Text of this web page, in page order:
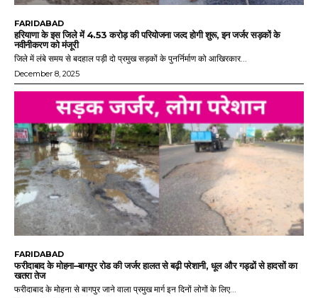
FARIDABAD
हरियाणा के इस जिले में 4.53 करोड़ की परियोजना जल्द होगी शुरू, इन जर्जर सड़कों के
नवीनीकरण को मंजूरी
जिले में लंबे समय से बदहाल पड़ी दो प्रमुख सड़कों के पुनर्निर्माण को आखिरकार...
December 8, 2025
FARIDABAD
फरीदाबाद के मोहना–बागपुर रोड की जर्जर हालत से बढ़ी परेशानी, धूल और गड्ढों से हादसों का
खतरा तेज
फरीदाबाद के मोहना से बागपुर जाने वाला प्रमुख मार्ग इन दिनों लोगों के लिए...